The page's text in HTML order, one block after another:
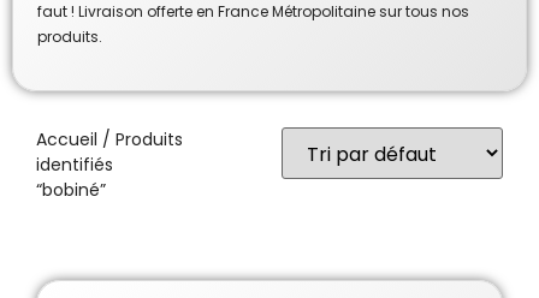
faut ! Livraison offerte en France Métropolitaine sur tous nos
produits.
Accueil / Produits
identifiés
“bobiné”